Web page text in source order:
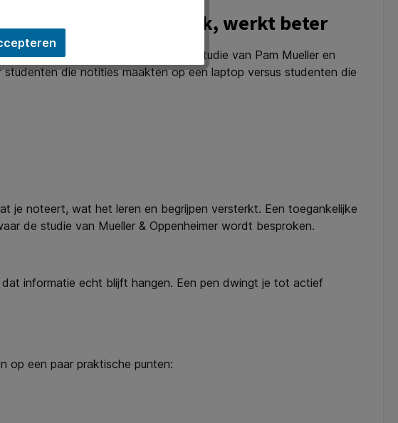
een schrijfblok, werkt beter
dit ondersteunt. In een bekende studie van Pam Mueller en
studenten die notities maakten op een laptop versus studenten die
je noteert, wat het leren en begrijpen versterkt. Een toegankelijke
de studie van Mueller & Oppenheimer wordt besproken.
informatie echt blijft hangen. Een pen dwingt je tot actief
op een paar praktische punten: